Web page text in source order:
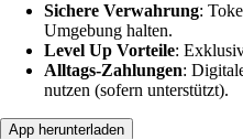
Sichere Verwahrung:
Umgebung halten.
Level Up Vorteile:
Alltags-Zahlungen:
nutzen (sofern unterstützt).
App herunterladen